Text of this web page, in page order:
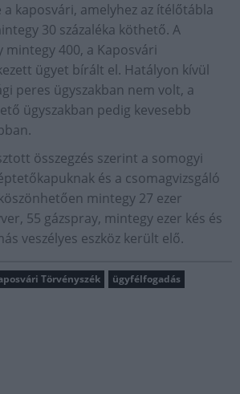
a kaposvári, amelyhez az ítélőtábla
30 százaléka köthető. A
400, a Kaposvári
ügyet bírált el. Hatályon kívül
peres ügyszakban nem volt, a
ügyszakban pedig kevesebb
összegzés szerint a somogyi
és a csomagvizsgáló
mintegy 27 ezer
55 gázspray, mintegy ezer kés és
veszélyes eszköz került elő.
Törvényszék
ügyfélfogadás